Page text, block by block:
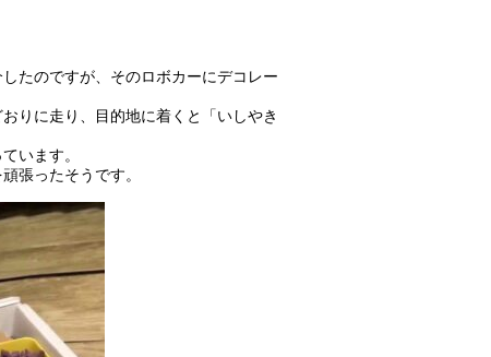
たのですが、そのロボカーにデコレー
りに走り、目的地に着くと「いしやき
います。
張ったそうです。